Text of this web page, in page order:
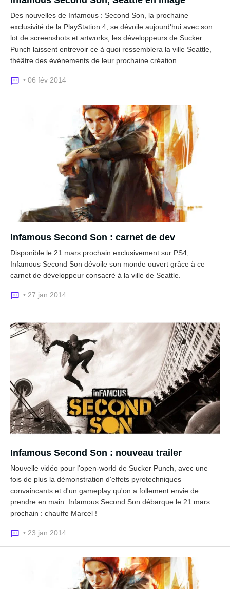
Des nouvelles de Infamous : Second Son, la prochaine
exclusivité de la PlayStation 4, se dévoile aujourd'hui avec son
lot de screenshots et artworks, les développeurs de Sucker
Punch laissent entrevoir ce à quoi ressemblera la ville Seattle,
théâtre des événements de leur prochaine création.
• 06 fév 2014
Infamous Second Son : carnet de dev
Disponible le 21 mars prochain exclusivement sur PS4,
Infamous Second Son dévoile son monde ouvert grâce à ce
carnet de développeur consacré à la ville de Seattle.
• 27 jan 2014
Infamous Second Son : nouveau trailer
Nouvelle vidéo pour l'open-world de Sucker Punch, avec une
fois de plus la démonstration d'effets pyrotechniques
convaincants et d'un gameplay qu'on a follement envie de
prendre en main. Infamous Second Son débarque le 21 mars
prochain : chauffe Marcel !
• 23 jan 2014